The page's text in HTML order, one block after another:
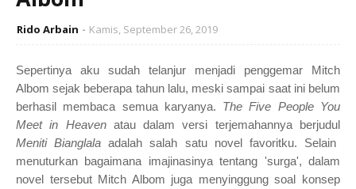
Rido Arbain Kamis, September 26, 2019
Sepertinya aku sudah telanjur menjadi penggemar Mitch
Albom sejak beberapa tahun lalu, meski sampai saat ini belum
berhasil membaca semua karyanya. The Five People You
Meet in Heavenatau dalam versi terjemahannya berjudul
Meniti Bianglalaadalah salah satu novel favoritku. Selain
menuturkan bagaimana imajinasinya tentang 'surga', dalam
novel tersebut Mitch Albom juga menyinggung soal konsep